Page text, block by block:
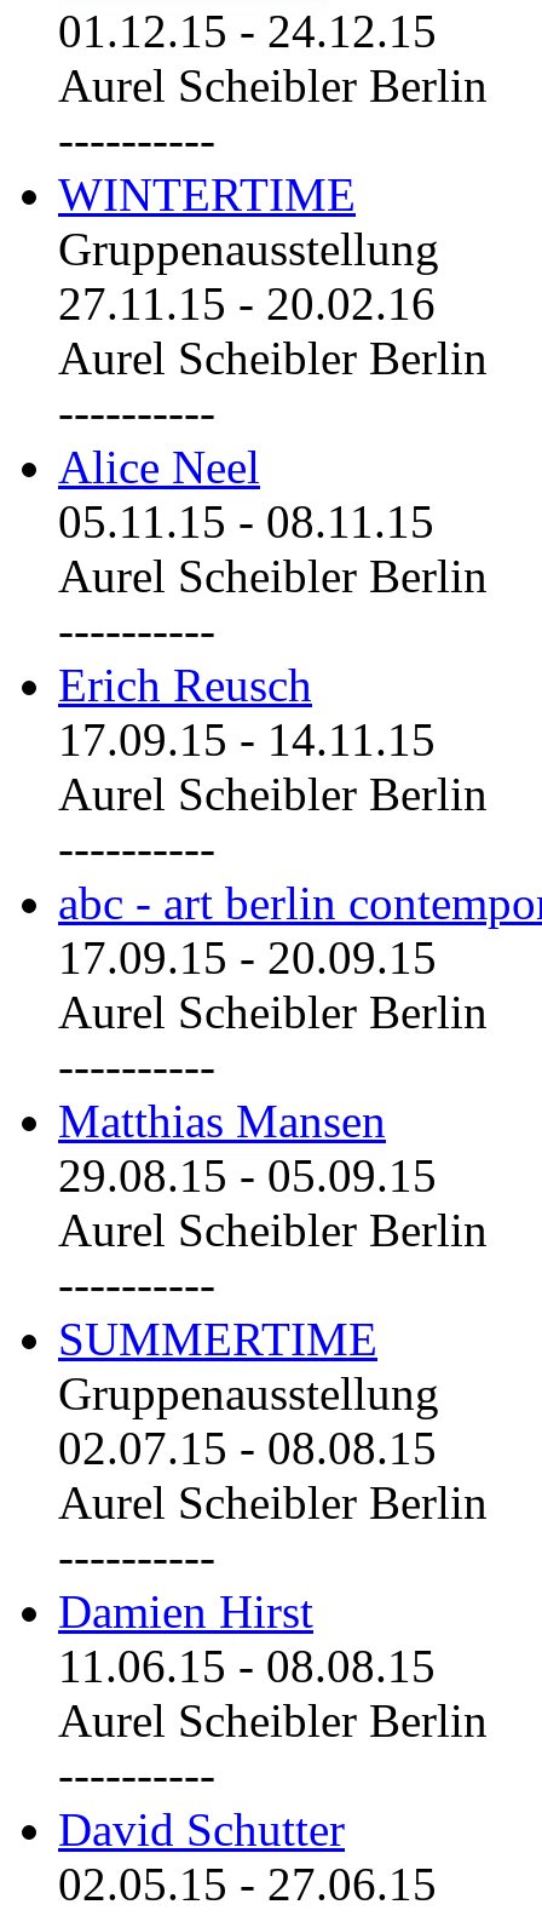
01.12.15 - 24.12.15
Aurel Scheibler Berlin
----------
WINTERTIME
Gruppenausstellung
27.11.15 - 20.02.16
Aurel Scheibler Berlin
----------
Alice Neel
05.11.15 - 08.11.15
Aurel Scheibler Berlin
----------
Erich Reusch
17.09.15 - 14.11.15
Aurel Scheibler Berlin
----------
abc - art berlin
17.09.15 - 20.09.15
Aurel Scheibler Berlin
----------
Matthias Mansen
29.08.15 - 05.09.15
Aurel Scheibler Berlin
----------
SUMMERTIME
Gruppenausstellung
02.07.15 - 08.08.15
Aurel Scheibler Berlin
----------
Damien Hirst
11.06.15 - 08.08.15
Aurel Scheibler Berlin
----------
David Schutter
02.05.15 - 27.06.15